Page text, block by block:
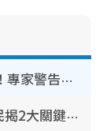
行李清潔｜車轆污糟過馬桶58倍！專家警告忌用酒精抹 教1招免污手除菌
裝修拆鐵閘隨時變賊人目標？網民揭2大關鍵用途：裝新式等於白裝？附新舊鐵閘分別